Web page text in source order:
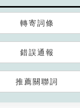
轉寄詞條
錯誤通報
推薦關聯詞